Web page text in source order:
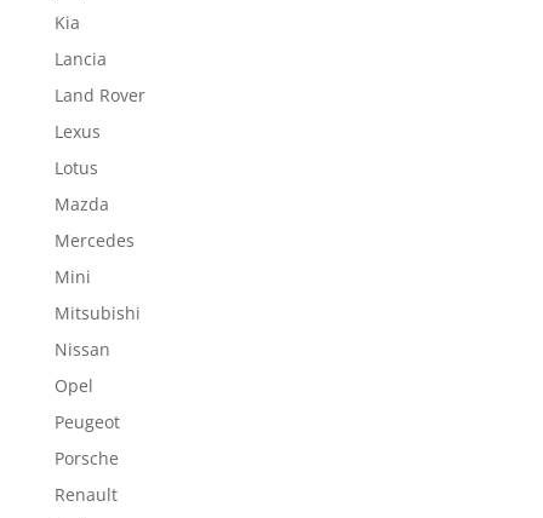
Kia
Lancia
Land Rover
Lexus
Lotus
Mazda
Mercedes
Mini
Mitsubishi
Nissan
Opel
Peugeot
Porsche
Renault